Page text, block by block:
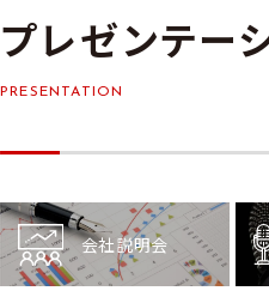
プレゼンテー
PRESENTATION
会社説明会